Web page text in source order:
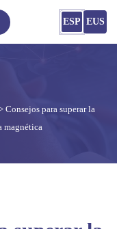
ESP EUS
Consejos para superar la
magnética